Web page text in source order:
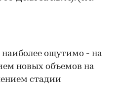
наиболее ощутимо - на
новых объемов на
стадии